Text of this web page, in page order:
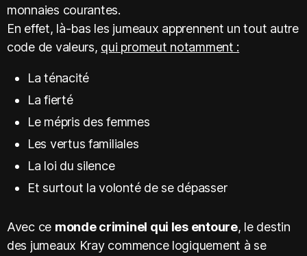
monnaies courantes.
En effet, là-bas les jumeaux apprennent un tout autre
code de valeurs, qui promeut notamment :
La ténacité
La fierté
Le mépris des femmes
Les vertus familiales
La loi du silence
Et surtout la volonté de se dépasser
Avec ce monde criminel qui les entoure, le destin
des jumeaux Kray commence logiquement à se